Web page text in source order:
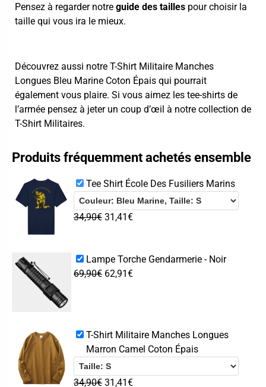
Pensez à regarder notre guide des tailles pour choisir la
taille qui vous ira le mieux.
Découvrez aussi notre T-Shirt Militaire Manches
Longues Bleu Marine Coton Épais qui pourrait
également vous plaire. Si vous aimez les tee-shirts de
l’armée pensez à jeter un coup d’œil à notre collection de
T-Shirt Militaires.
Produits fréquemment achetés ensemble
Tee Shirt École Des Fusiliers Marins
34,90€ 31,41€
Lampe Torche Gendarmerie - Noir
69,90€ 62,91€
T-Shirt Militaire Manches Longues
Marron Camel Coton Épais
34,90€ 31,41€